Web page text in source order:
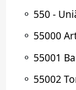
⚬ 550 -
⚬ 55000
⚬ 55001
⚬ 55002